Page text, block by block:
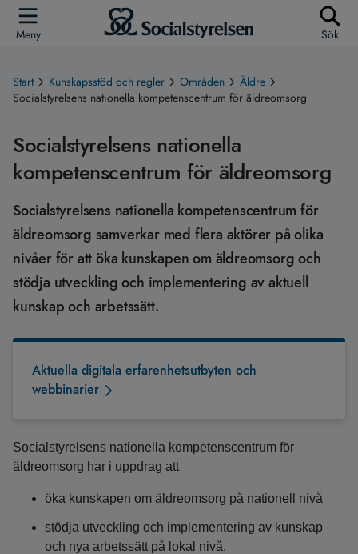
Meny Sök
Start Kunskapsstöd och regler Områden
Äldre
Socialstyrelsens nationella kompetenscentrum för äldreomsorg
Socialstyrelsens nationella
kompetenscentrum för äldreomsorg
Socialstyrelsens nationella kompetenscentrum för
äldreomsorg samverkar med flera aktörer på olika
nivåer för att öka kunskapen om äldreomsorg och
stödja utveckling och implementering av aktuell
kunskap och arbetssätt.
Aktuella digitala erfarenhetsutbyten och
webbinarier
Socialstyrelsens nationella kompetenscentrum för
äldreomsorg har i uppdrag att
öka kunskapen om äldreomsorg på nationell nivå
stödja utveckling och implementering av kunskap
och nya arbetssätt på lokal nivå.